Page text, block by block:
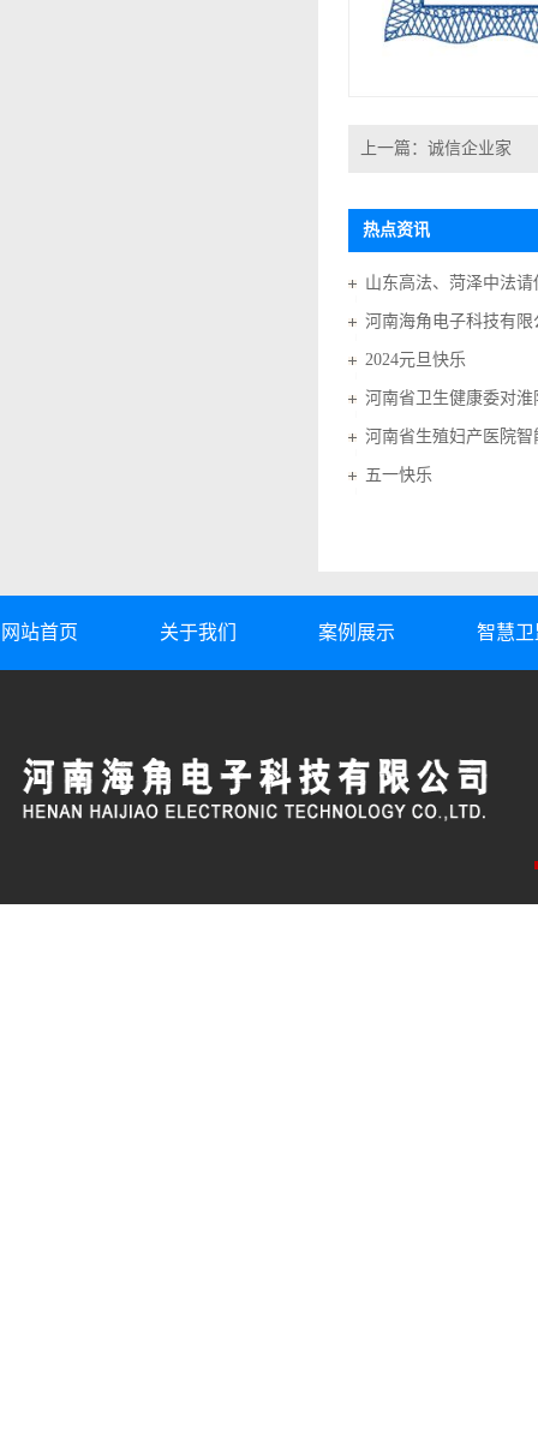
上一篇： 诚信企业家
热点资讯
河南海角电子科技有限
2024元旦快乐
河南省卫生健康委对
河南省生殖妇产医院
五一快乐
网站首页 关于我们 案例展示 智慧卫